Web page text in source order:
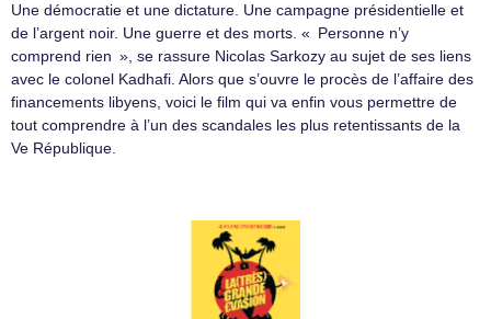
Une démocratie et une dictature. Une campagne présidentielle et
de l’argent noir. Une guerre et des morts. « Personne n’y
comprend rien », se rassure Nicolas Sarkozy au sujet de ses liens
avec le colonel Kadhafi. Alors que s’ouvre le procès de l’affaire des
financements libyens, voici le film qui va enfin vous permettre de
tout comprendre à l’un des scandales les plus retentissants de la
Ve République.